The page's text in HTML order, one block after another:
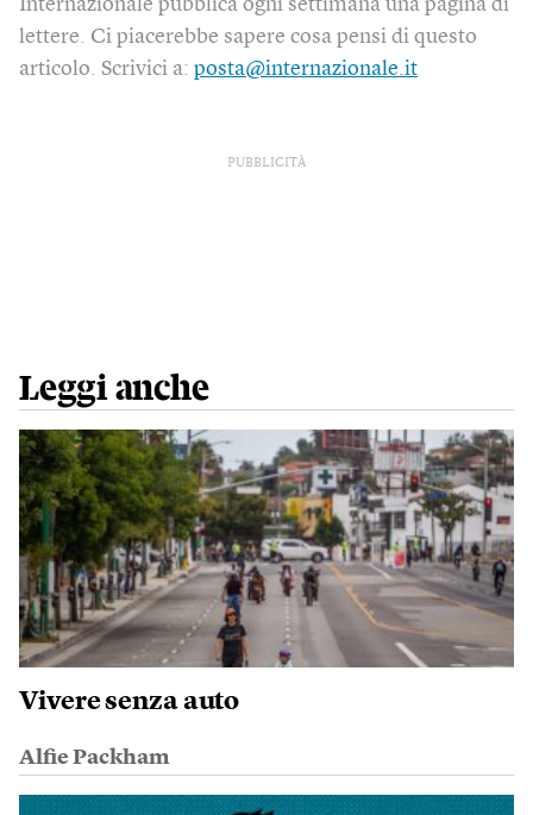
Internazionale pubblica ogni settimana una pagina di
lettere. Ci piacerebbe sapere cosa pensi di questo
articolo. Scrivici a: posta@internazionale.it
PUBBLICITÀ
Leggi anche
Vivere senza auto
Alfie Packham